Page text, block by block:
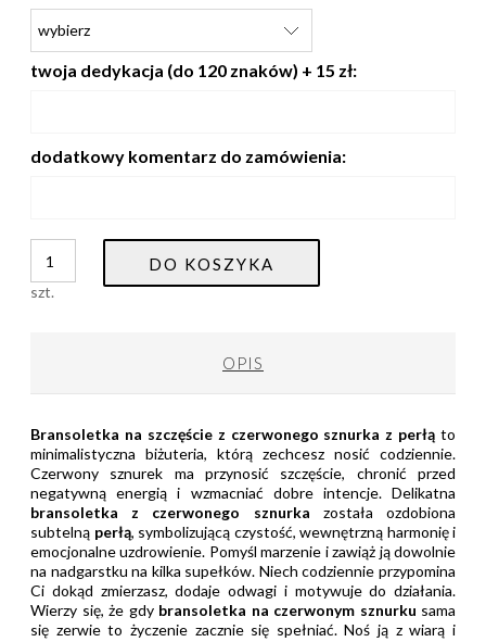
twoja dedykacja (do 120 znaków) + 15 zł:
dodatkowy komentarz do zamówienia:
szt.
DO KOSZYKA
OPIS
Bransoletka na szczęście z czerwonego sznurka z perłą to
minimalistyczna biżuteria, którą zechcesz nosić codziennie.
Czerwony sznurek ma przynosić szczęście, chronić przed
negatywną energią i wzmacniać dobre intencje. Delikatna
bransoletka z czerwonego sznurka została ozdobiona
subtelną perłą, symbolizującą czystość, wewnętrzną harmonię i
emocjonalne uzdrowienie. Pomyśl marzenie i zawiąż ją dowolnie
na nadgarstku na kilka supełków. Niech codziennie przypomina
Ci dokąd zmierzasz, dodaje odwagi i motywuje do działania.
Wierzy się, że gdy bransoletka na czerwonym sznurku sama
się zerwie to życzenie zacznie się spełniać. Noś ją z wiarą i